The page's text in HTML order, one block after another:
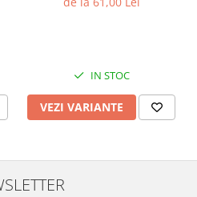
IN STOC
VEZI VARIANTE